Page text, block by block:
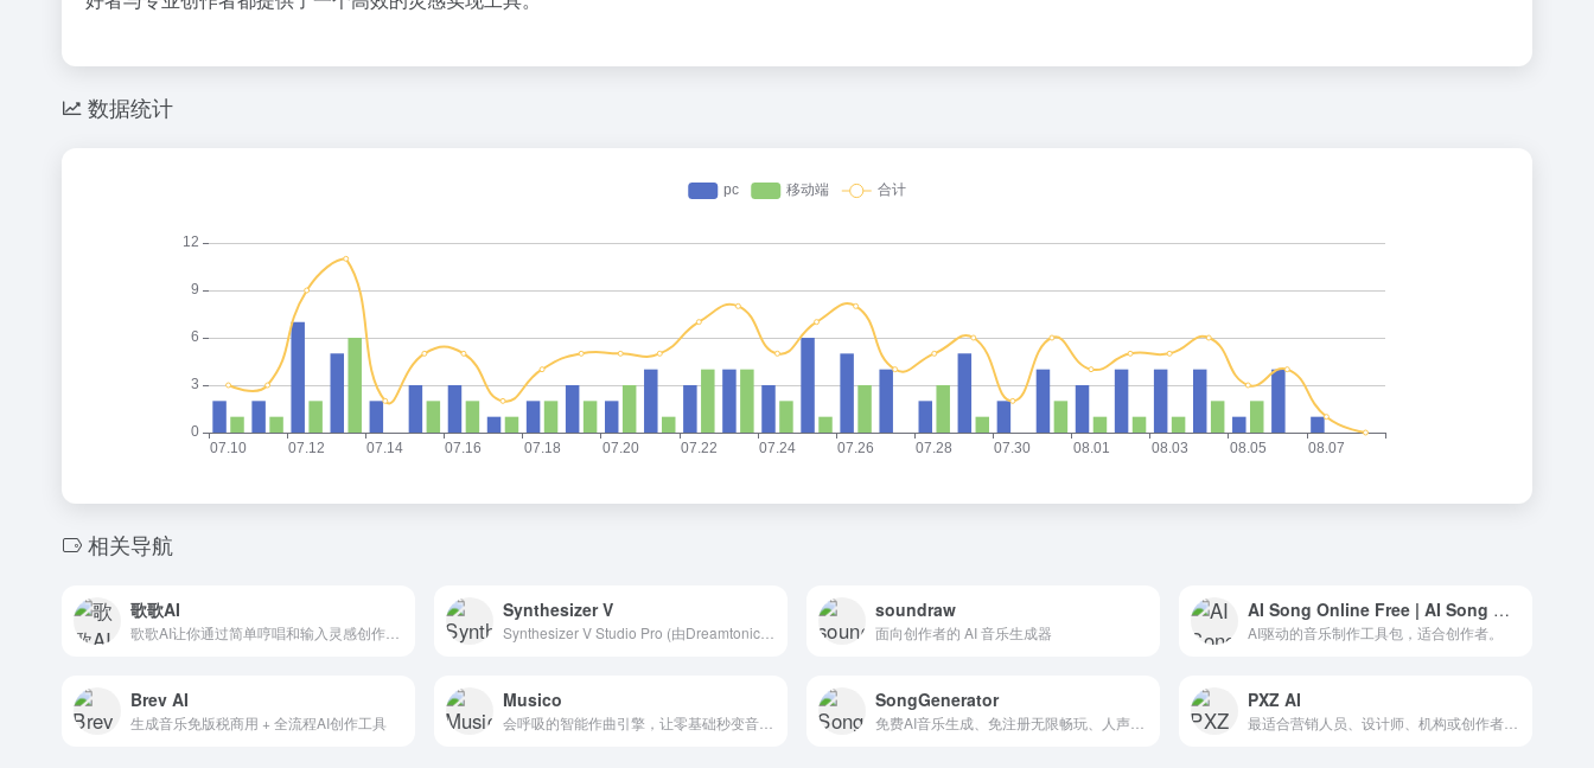
数据统计
相关导航
歌歌AI Synthesizer V soundraw
面向创作者的 AI 音乐生成器
AI Song Online Free | AI Song Generator & AI Music generator
AI驱动的音乐制作工具包，适合创作者。
Brev AI
生成音乐免版税商用 + 全流程AI创作工具
Musico SongGenerator PXZ AI